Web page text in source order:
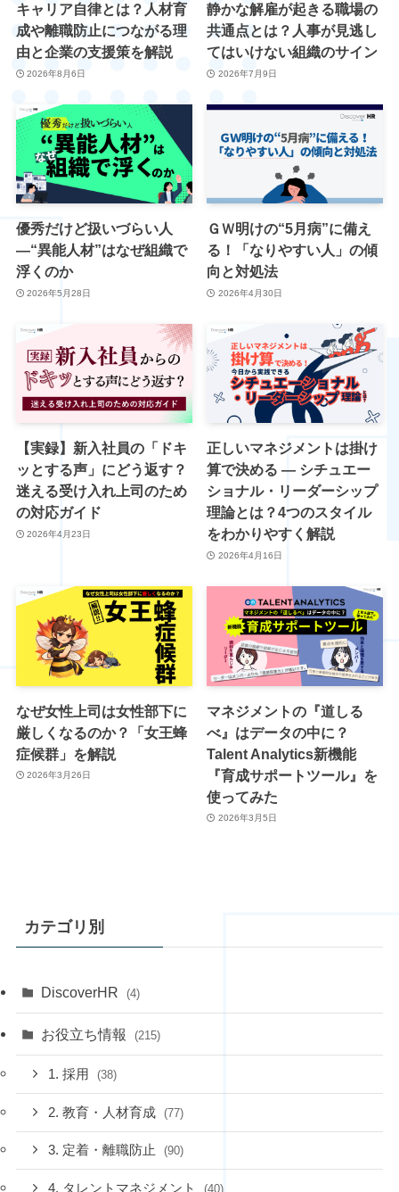
キャリア自律とは？人材育
成や離職防止につながる理
由と企業の支援策を解説
2026年8月6日
静かな解雇が起きる職場の
共通点とは？人事が見逃し
てはいけない組織のサイン
2026年7月9日
優秀だけど扱いづらい人
―“異能人材”はなぜ組織で
浮くのか
2026年5月28日
ＧＷ明けの“5月病”に備え
る！「なりやすい人」の傾
向と対処法
2026年4月30日
【実録】新入社員の「ドキ
ッとする声」にどう返す？
迷える受け入れ上司のため
の対応ガイド
2026年4月23日
正しいマネジメントは掛け
算で決める ― シチュエー
ショナル・リーダーシップ
理論とは？4つのスタイル
をわかりやすく解説
2026年4月16日
なぜ女性上司は女性部下に
厳しくなるのか？「女王蜂
症候群」を解説
2026年3月26日
マネジメントの『道しる
べ』はデータの中に？
Talent Analytics新機能
『育成サポートツール』を
使ってみた
2026年3月5日
カテゴリ別
DiscoverHR (4)
お役立ち情報 (215)
1. 採用 (38)
2. 教育・人材育成 (77)
3. 定着・離職防止 (90)
4. タレントマネジメント (40)